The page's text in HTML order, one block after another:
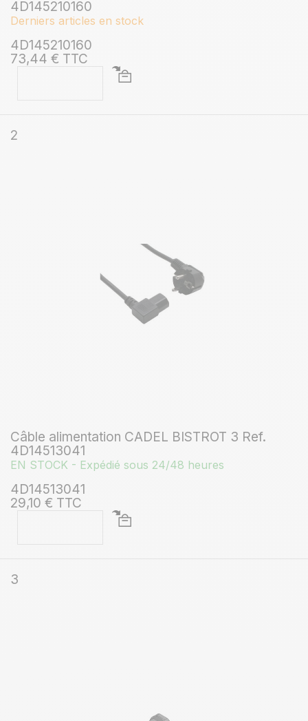
4D145210160
Derniers articles en stock
4D145210160
73,44 € TTC
2
Câble alimentation CADEL BISTROT 3 Ref.
4D14513041
EN STOCK - Expédié sous 24/48 heures
4D14513041
29,10 € TTC
3